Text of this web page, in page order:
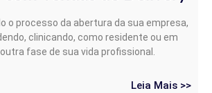
o processo da abertura da sua empresa,
clinicando, como residente ou em
fase de sua vida profissional.
Leia Mais >>